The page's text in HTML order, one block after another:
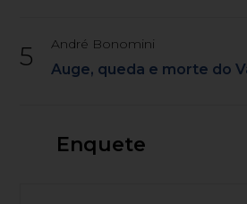
5 André Bonomini
Auge, queda e morte do
Enquete